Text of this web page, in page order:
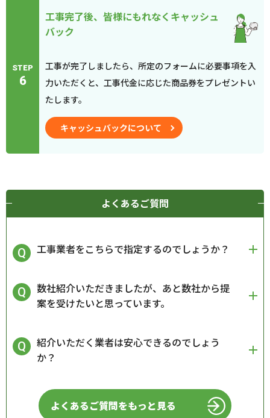
STEP
6
工事完了後、皆様にもれなくキャッシュ
バック
工事が完了しましたら、所定のフォームに必要事項を入
力いただくと、工事代金に応じた商品券をプレゼントい
たします。
キャッシュバックについて
よくあるご質問
工事業者をこちらで指定するのでしょうか？
数社紹介いただきましたが、あと数社から提
案を受けたいと思っています。
紹介いただく業者は安心できるのでしょう
か？
よくあるご質問をもっと見る